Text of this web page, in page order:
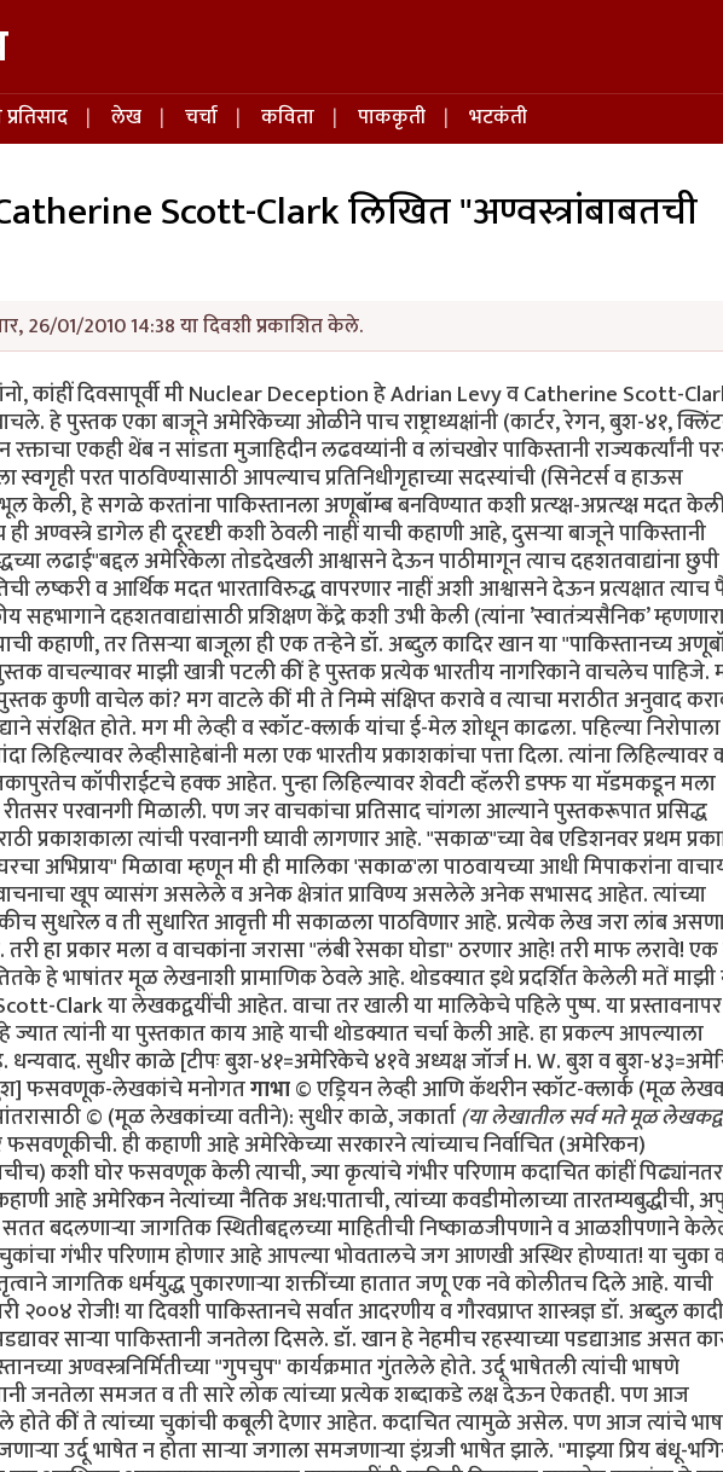
लेख चर्चा कविता पाककृती
भटकंती
Scott-Clark लिखित "अण्वस्त्रांबाबतची
26/01/2010 14:38 या दिवशी प्रकाशित केले.
कांहीं दिवसापूर्वी मी Nuclear Deception हे Adrian Levy व Catherine Scott-
हे पुस्तक एका बाजूने अमेरिकेच्या ओळीने पाच राष्ट्राध्यक्षांनी (कार्टर, रेगन, बुश-४१,
एकही थेंब न सांडता मुजाहिदीन लढवय्यांनी व लांचखोर पाकिस्तानी राज्यकर्त्यांनी
स्वगृही परत पाठविण्यासाठी आपल्याच प्रतिनिधीगृहाच्या सदस्यांची (सिनेटर्स व हाऊस
केली, हे सगळे करतांना पाकिस्तानला अणूबॉम्ब बनविण्यात कशी प्रत्य्क्ष-अप्रत्य्क्ष मदत
अण्वस्त्रे डागेल ही दूरदृष्टी कशी ठेवली नाहीं याची कहाणी आहे, दुसर्‍या बाजूने पाकिस्तानी
लढाई"बद्दल अमेरिकेला तोडदेखली आश्वासने देऊन पाठीमागून त्याच दहशतवाद्यांना
लष्करी व आर्थिक मदत भारताविरुद्ध वापरणार नाहीं अशी आश्वासने देऊन प्रत्यक्षात त्याच
सहभागाने दहशतवाद्यांसाठी प्रशिक्षण केंद्रे कशी उभी केली (त्यांना ’स्वातंत्र्यसैनिक’
कहाणी, तर तिसर्‍या बाजूला ही एक तर्‍हेने डॉ. अब्दुल कादिर खान या "पाकिस्तानच्य
वाचल्यावर माझी खात्री पटली कीं हे पुस्तक प्रत्येक भारतीय नागरिकाने वाचलेच पाहिजे.
कुणी वाचेल कां? मग वाटले कीं मी ते निम्मे संक्षिप्त करावे व त्याचा मराठीत अनुवाद
संरक्षित होते. मग मी लेव्ही व स्कॉट-क्लार्क यांचा ई-मेल शोधून काढला. पहिल्या निरोपाला
लिहिल्यावर लेव्हीसाहेबांनी मला एक भारतीय प्रकाशकांचा पत्ता दिला. त्यांना
कॉपीराईटचे हक्क आहेत. पुन्हा लिहिल्यावर शेवटी व्हॅलरी डफ्फ या मॅडमकडून मला
परवानगी मिळाली. पण जर वाचकांचा प्रतिसाद चांगला आल्याने पुस्तकरूपात प्रसिद्ध
प्रकाशकाला त्यांची परवानगी घ्यावी लागणार आहे. "सकाळ"च्या वेब एडिशनवर प्रथम
अभिप्राय" मिळावा म्हणून मी ही मालिका 'सकाळ'ला पाठवायच्या आधी मिपाकरांना
खूप व्यासंग असलेले व अनेक क्षेत्रांत प्राविण्य असलेले अनेक सभासद आहेत. त्यांच्या
सुधारेल व ती सुधारित आवृत्ती मी सकाळला पाठविणार आहे. प्रत्येक लेख जरा लांब
हा प्रकार मला व वाचकांना जरासा "लंबी रेसका घोडा" ठरणार आहे! तरी माफ लरावे! एक
तितके हे भाषांतर मूळ लेखनाशी प्रामाणिक ठेवले आहे. थोडक्यात इथे प्रदर्शित केलेली मतें
Clark या लेखकद्वयींची आहेत. वाचा तर खाली या मालिकेचे पहिले पुष्प. या प्रस्तावनापर
त्यांनी या पुस्तकात काय आहे याची थोडक्यात चर्चा केली आहे. हा प्रकल्प आपल्याला
सुधीर काळे [टीपः बुश-४१=अमेरिकेचे ४१वे अध्यक्ष जॉर्ज H. W. बुश व बुश-
बुश] फसवणूक-लेखकांचे मनोगतगाभा© एड्रियन लेव्ही आणि कॅथरीन स्कॉट-क्लार्क (मूळ
© (मूळ लेखकांच्या वतीने): सुधीर काळे, जकार्ता(या लेखातील सर्व मते मूळ
कीं युरोप-अमेरिकेत अणूबॉम्ब उडवू पहाणार्‍या अतिरेक्यांच्या टोळ्यांसाठी? अनेक वृत्तपत्रांत आलेल्या अग्रलेखांत कुणाच्या फायद्यासाठी त्यांनी हा कबूलीजबाब दिला असावा याबाबतही तर्‍हेतर्‍हेच्या अटकळी प्रसिद्ध झाल्या. प्रेसिडेंट जॉर्ज बुश यांनीही या फसवणुकीला जणू संमतीच दिली. कांहीं दिवसांनंतर ते म्हणाले, "खान यांनी त्यांचे सारे गुन्हे मान्य केले आहेत आणि त्यांचे या गुन्ह्यातील सहकारी आता या धंद्यातून बाहेर फेकले गेले आहेत. खान व त्यांचे छोटे टोळके अतीशय धक्कादायक गुन्ह्यांबद्दल दोषी आहेत. पण त्यांच्यावर खटला घालायची गरज दिसत नाहीं. बुश पुढे म्हणाले, "प्रेसिडेंट मुशर्रफ यांनी मला आश्वासन दिले आहे कीं ते खान यांच्या जालाबद्दलची (network) सर्व माहिती अमेरिकन सरकारला देतील व तो देश (पाकिस्तान) अशा अण्वस्त्रप्रसाराच्या मुळाशी असू दिला जाणार नाहीं." पाकिस्तान सरकारचे या घटनेवर इतके पूर्ण नियंत्रण आहे कीं खान व त्यांच्या सहकारी शास्त्रज्ञांना अमेरिकेत खटला घालण्यासाठी अमेरिकेच्या किंवा इतर पाश्चात्य राष्ट्रांच्या स्वाधीन करण्याची गरज नाहीं. सत्य परिस्थिती तर अशी होती कीं खान यांची कबूली एक दिशाभूल करण्यासाठी दिलेली कॢप्तीच होती. अण्वस्त्रांची काळी बाजारपेठ खान यांच्या नियंत्रणाखाली चालली तर होतीच, पण जाहीर व खासगी वक्तव्यात फरक असा होता कीं अशा तर्‍हेचा काळा बाजार एका व्यक्तीचे काम नव्हते तर हे काम एका राष्ट्राच्या (पाकिस्तानच्या) परराष्ट्रनीतीचा भाग होता व त्याचे पर्यवेक्षण पाकिस्तानी लष्करी अधिकार्‍यांची टोळी करत होती. वर हे राष्ट्र अमेरिकेच्या अतिरेक्यांविरुद्धच्या लढाईतील एक महत्वाचे दोस्त राष्ट्र म्हणून दुटप्पीपणे मिरवत होते. तीसेक वर्षें लागोपाठ सत्तेवर आलेल्या अमेरिकन सरकारांनी, मग ती रिपब्लिकन पक्षाची असोत किंवा डेमोक्रॅटिक पक्षाची असोत, तसेच इंग्लंड व इतर पाश्चात्य युरोपियन राष्ट्रांनी पाकिस्तानला अतीशय मर्यादित प्रसारण असलेले व निषिद्ध असे अण्वस्त्रांबद्दलचे तंत्रज्ञान मिळवू दिले होते. एका अनर्थपूर्ण युगात पाकिस्तानने हे निषिद्ध तंत्रज्ञान कसे अनिष्ट राष्ट्रांना विकण्यात पुढाकार घेतला ही माहिती महत्वाची सरकारी साधने चुकीच्या दिशेने वापरून व आधीचे नियम रद्दबातल करून सर्वांपासून लपवून ठेवली. गुप्त माहिती मिळवण्याच्या क्रियेचीही धार बोथट करण्यात आली आणि परराष्ट्रखाते व संरक्षणखाते यासारख्या सरकारी खात्यांना जणू वेढून राष्ट्राध्यक्षांच्या तत्वांना पाठिंबा देण्यास, प्रतिनिधीसभेला डावलण्यास व देशाचे कायदे मोडण्यास भाग पाडण्यात आले होते. अमेरिकेच्या परराष्ट्रखात्याचा प्रवक्ता रिचर्ड बाऊचर याने डॉ खान प्रकरण म्हणजे पाकिस्तानी हुकूमशहा/राष्ट्राध्यक्ष मुशर्रफ यांच्या कसोटीचा क्षण असे वर्णन केले आहे. खान हे सर्व देशाचा मानबिंदू होते व त्यांचे नाव काढताच पाकिस्तानी नागरिकांची छाती गर्वाने फुगायची. पाकिस्तानला शिवणाच्या धारदार सुयासुद्धा बनवता येत नाहींत अशी मल्लीनाथी करणार्‍या डॉ खान यांनी अतीशय आधुनिक तंत्रज्ञानाचा वापर करून भारताच्या कुठल्याही शहरावर हल्ला करू शकणारी अण्वस्त्रे मोठ्या प्रमाणावर बनविण्याची एक "असेंब्ली लाईन" उभी केली व त्यांना पाकिस्तानी जनतेनेच "अणूबॉम्बचे पिताश्री" हा जणू एक किताबच दिला. फारच थोड्या लोकांना हे माहीत आहे की डॉ खान हे या अण्वस्त्र-उत्पादनाच्या प्रकल्पात अपघातानेच शिरले. पाकिस्तानात योग्यशी नोकरी न मिळाल्यामुळे ते चिडून उच्च शिक्षणासाठी युरोपला गेले व एका विश्वविद्यालयात प्रवेश मिळविण्याच्या रांगेत उभे असताना ’हेनी’ नावाच्या एका डच मुलीच्या प्रेमात पडले व तिच्याशी विवाहबद्ध झाले. एका गोर्‍या बाईचे पति म्हणून त्यांना एरवी मिळाली नसती अशी अतीशय संवेदनशील अशा गोपनीय क्षेत्रात भाषांतरकाराची नोकरी मिळाली व अण्वस्त्रांबद्दलची अतीशय गुप्त अशी माहिती त्यांच्या नजरेखालून जाऊ लागली. त्याचे महत्व समजल्यामुळे त्यांनी ती सर्व कागदपत्रे व ड्रॉइंग्ज चोरली व त्या कागदपत्रांनी भरलेले तीन पेटारे घेऊन ते पाकिस्तानात परत आले. जुल्फिकार अली भुत्तो यांच्या प्रोत्साहनाने ते अणूबॉम्ब बनवायच्या प्रोजेक्टचे प्रमुख झाले व मग त्या क्षेत्रात त्यांची व पाकिस्तानची प्रगती सुरू झाली. त्यानंतर पुढच्या वर्षापासून पाकिस्तानी अधिकारी व पाकिस्तानी दलाल/एजंट यांनी युरोप व उत्तर अमेरिकेत त्यांना हव्या असलेल्या यंत्रसामुग्री व इतर वस्तूंची जोरदार खरेदी सुरू केली. डॉ. खान हे सूत्रधाराचे व वेगवेगळ्या गटांमधील समन्वय ठेवण्याचे काम पहात होते व पश्चिम युरोपीमधील गुपचुपपणे अणूबॉम्ब बनविण्याचा कार्यक्रम राबवणार्‍या कंपन्यांतील वैज्ञानिक, कारखानदार, इंजिनियर व धातुशास्त्रज्ञ यांच्याबरोबरील मैत्री आणखी जवळची करून व त्यांच्याशी वागताना अतीशय गोडीगुलाबीचा वापर करून व त्यांच्यावर आपल्या गोड बोलण्याने एक तर्‍हेची छाप किंवा मोहिनी टाकून अशी सामग्री मिळवण्याच्या वाटेतील अडचणी दूर करत होते. जेंव्हा १९७७ साली भुत्तोंची पंतप्रधानपदावरून उचलबांगडी झाली, तेंव्हा हा अणूप्रकल्प नवे हुकूमशहा ज. झिया उल हक यांच्या अखत्यारीतील सैनिकी विभागाकडे जावा अशी अमेरिकन गुप्तचर संघटना सी.आय.ए.ची इच्छा होती. त्यामुळे खान यांचे जगभरच्या खरेदीमध्ये गुंतलेले गट पाकिस्तानी लष्करशहा व पाकिस्तानी गुप्तचर संघटना आय. एस. आय. यांच्या हुकुमाखाली आले. (म्हणजेच अमेरिकन गुप्तचर संघटना सी.आय.ए.ला या अणूबॉम्ब प्रकल्पाची कल्पना १९७७ पासून होती) पण तसे असले तरी पाकिस्तानच्या अणूबॉम्ब प्रकल्पाबद्दल जास्त माहिती असणे हे तोट्याचे ठरू लागले. जिमी कार्टर हे १९७७ सालची राष्ट्रपतीपदाची निवडणूक जिंकून अधिकारावर आले तेंव्हा जगातली अण्वस्त्रें कमी करायची हे ध्येय समोर ठेवूनच ते अधिकारावर आले होते. पण त्यांचे राष्ट्रीय सुऱक्षा सल्लागार बिन्यू ब्रेझिंस्की (Zbigniew Brzezinski) यांनी त्यांना त्यांची दिशा बदलायचा सल्ला दिला. पाकिस्तान हे राष्ट्र साम्यवादाविरुद्धच्या लढाईतील एक धक्काप्रतिबंधक (buffer) म्हणून उपयुक्त राष्ट्र असल्याचा कार्टर यांना सल्ला देण्यात आला व पाकिस्तानला या कामात राजी-खुषी सामील करून घेण्यासाठी त्या राष्ट्राचे मन वळविण्याचाही त्यांना सल्ला दिला. झियाच्या मनसुब्याला छुपा पाठिंबा देऊन मग त्याच्या मोबदल्यात अण्वस्त्रे बनवायची ही योजना होती! पाकिस्तानने जर रशियाचा प्रतिकार केला तर त्यांच्या अण्वस्त्रें बनविण्याच्या प्रकल्पाकडे अमेरिका दुर्ल़क्ष करेल असेही ज. झियांना सांगण्यात आले. १९८० साली कार्टर यांच्या जागी रेगन आले व त्यांनी कार्टर यांच्या अण्वस्त्रप्रसारबंदीच्या कार्यक्रमाला केरात काढले. राष्ट्रीय सुरक्षा समिती व सल्लागार यांचेही अवमूल्यन करण्यात आले व विल्यम केसी यांच्या नेतृत्वाखाली सी.आय.ए. ही संघटना सर्वेसर्वा झाली आणि गुप्तहेरखाते एक माहितीचे साधनच न रहाता ते एक प्रे. रेगन यांच्या धोरणाच्या समर्थनार्थ वापरायचे एक हत्यार बनले. त्यापाठोपाठ अमेरिकन अधिकारी पैसे घेऊन इस्लामाबादला पोचले व बरोबर हाही निरोप घेऊन आले कीं अमेरिका पाकिस्तानच्या वाढत्या अण्वस्त्रें बनविण्याच्या प्रकल्पाकडे काणाडोळा करेल. पण पुढे जसजसे पाकिस्तानच्या अण्वस्त्रनिर्मितीच्या प्रकल्पाचे रोपटे भराभर वाढू लागले तसतसे तो प्रकल्प गुप्त ठेवणे अवघड जाऊ लागले. प्रे. रेगन यांनी आशावादावर आधारित आक्रमकपणे तह/करार करण्याचा पायंडा मरगळलेल्या वॉशिंग्टनला आणला, पण उपयुक्ततेच्या व सोयीच्या तत्वावर जे परराष्ट्र धोरण सुरू केले गेले त्याचे रूपांतर झपाट्याने एका षड्यंत्रात झाले ज्यात अमेरिकेचे परराष्ट्रखातेही सामील झाले व पाकिस्तानच्या अण्वस्त्र-प्रकल्पाबद्दलच्या गुप्त बातम्यावर जे विरोध करतील त्यांच्या कामात अडथळेही आणू लागले. या सावळ्या गोंधळात पाकिस्तानने १९८३ साली स्फोटकें न वापरता केलेली अण्वस्त्रांची चांचणी (cold-testing), एवढेच नव्हे तर स्फोटकांसह चीनच्या मदतीने १९८४ साली केलेली चांचणीही (hot-testing) गुप्त ठेवण्यात अमेरिकेला यश मिळाले. पाकिस्तान व चीन या देशांमधील अण्वस्त्र-संबंधांना खोल गाडून टाकण्यातही रेगनच्या अधिकार्‍यांना यश मिळाले. यात चीनकडून मिळालेली बॉम्बची ड्रॉइंग्स, रेडियो आयसोटोप्स व इतर "हवी ती व हवी तितकी" तांत्रिक मदत यांचाही समावेश होता. याच्या मोबदल्यात चिनी आण्विक ऊर्जा कंत्राटदारांकडून अमेरिकन कंपन्यांनी कोट्यानुकोटी डॉलर्सची कंत्राटे मिळविली. जेंव्हा प्रे. रेगन यांची कारकीर्द १९८९ साली संपली तेंव्हा पाकिस्तानकडे चांचणी केलेली व वापरता येण्याजोगी अण्वस्त्रे होती. व या अस्त्रांच्या निर्मितीचा बहुतांश खर्च अमेरिकेकडून ’मदत’ म्हणून मिळालेल्या पैशातूनच झाला होता कारण ’मदत’ म्हणून मिळालेल्या पुंजीतले अब्जावधी डॉलर्स पाकिस्तानच्या लष्करशहांनी या कामाकडे वळविले होते. अमेरिकेच्या पेंटॅगॉनमधील अधिकारी पाकिस्तानचे रक्षक/वॉचमन ठरले. त्यांनी गुप्तहेरखात्यांचे अहवाल आपल्याला हवे तसे पुन्हा लिहिवले ज्यात पाकिस्तानच्या या अण्वस्त्रक्षमतेबद्दल जाणून-बुजून आहे त्यापेक्षा कमी आहे असे दाखविले गेले. तेही अशा वेळी कीं इस्लामाबाद व दिल्ली यांच्यातला संघर्ष अगदी निकरावर आला होत